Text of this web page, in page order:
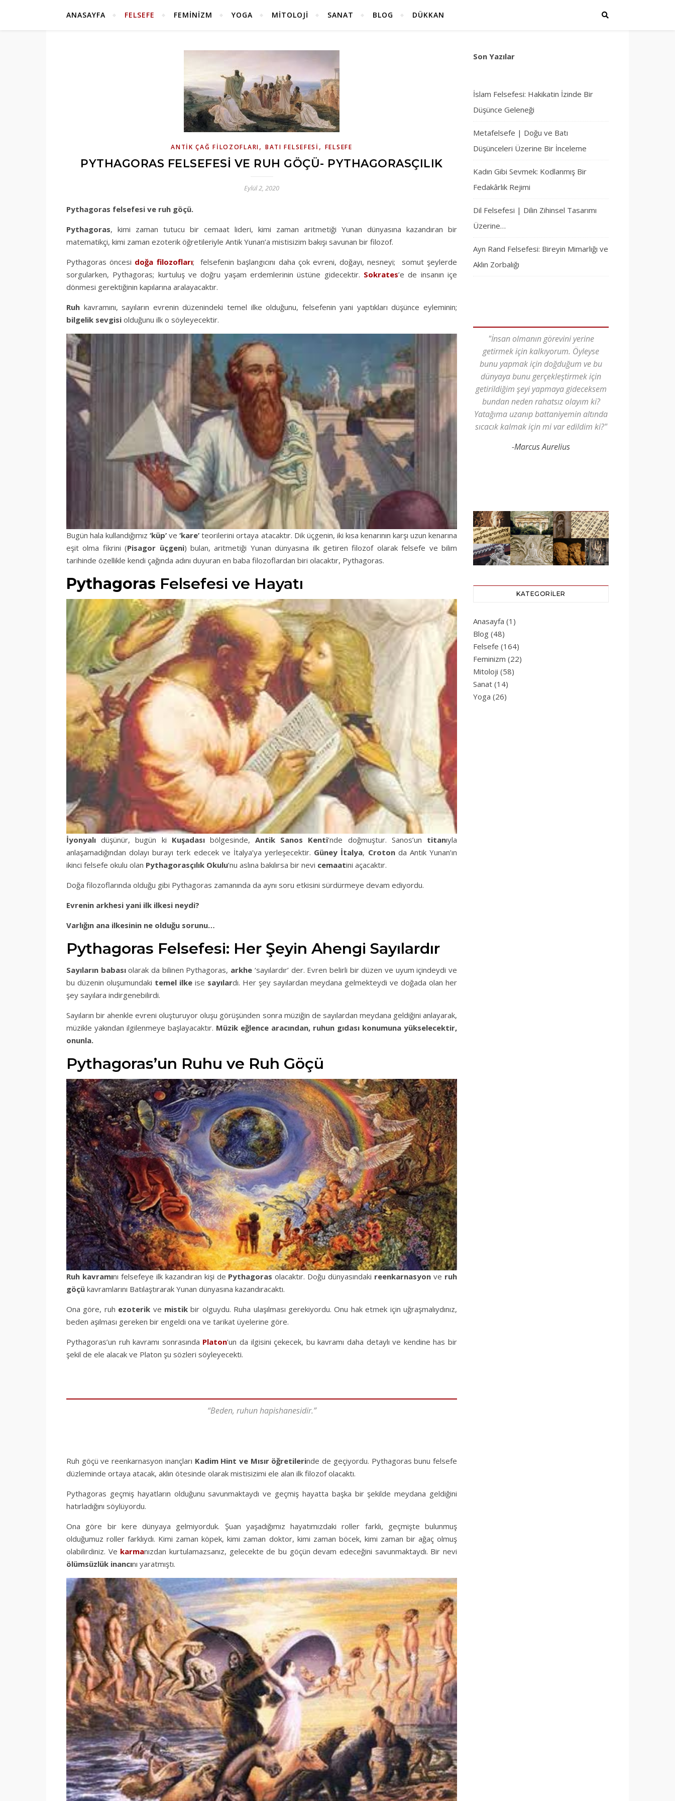
ANASAYFA FELSEFE FEMINIZM YOGA MITOLOJI SANAT BLOG DÜKKAN
ANTIK ÇAĞ FILOZOFLARI, BATI FELSEFESI , FELSEFE
PYTHAGORAS FELSEFESI VE RUH GÖÇÜ- PYTHAGORASÇILIK
Eylül 2, 2020
Pythagoras felsefesi ve ruh göçü.
Pythagoras, kimi zaman tutucu bir cemaat lideri, kimi zaman aritmetiği Yunan dünyasına kazandıran bir
matematikçi, kimi zaman ezoterik öğretileriyle Antik Yunan’a mistisizim bakışı savunan bir filozof.
Pythagoras öncesi doğa filozofları; felsefenin başlangıcını daha çok evreni, doğayı, nesneyi; somut şeylerde
sorgularken, Pythagoras; kurtuluş ve doğru yaşam erdemlerinin üstüne gidecektir. Sokrates’e de insanın içe
dönmesi gerektiğinin kapılarına aralayacaktır.
Ruh kavramını, sayıların evrenin düzenindeki temel ilke olduğunu, felsefenin yani yaptıkları düşünce eyleminin;
bilgelik sevgisi olduğunu ilk o söyleyecektir.
Bugün hala kullandığımız‘küp’ ve‘kare’ teorilerini ortaya atacaktır. Dik üçgenin, iki kısa kenarının karşı uzun kenarına
eşit olma fikrini (Pisagor üçgeni) bulan, aritmetiği Yunan dünyasına ilk getiren filozof olarak felsefe ve bilim
tarihinde özellikle kendi çağında adını duyuran en baba filozoflardan biri olacaktır, Pythagoras.
Pythagoras Felsefesi ve Hayatı
İyonyalı düşünür, bugün ki Kuşadasıbölgesinde,Antik Sanos Kenti’nde doğmuştur. Sanos’un titanıyla
anlaşamadığından dolayı burayı terk edecek ve İtalya’ya yerleşecektir. Güney İtalya, Crotonda Antik Yunan’ın
ikinci felsefe okulu olan Pythagorasçılık Okulu’nu aslına bakılırsa bir nevi cemaatini açacaktır.
Doğa filozoflarında olduğu gibi Pythagoras zamanında da aynı soru etkisini sürdürmeye devam ediyordu.
Evrenin arkhesi yani ilk ilkesi neydi?
Varlığın ana ilkesinin ne olduğu sorunu…
Pythagoras Felsefesi: Her Şeyin Ahengi Sayılardır
Sayıların babasıolarak da bilinen Pythagoras, arkhe ‘sayılardır’ der. Evren belirli bir düzen ve uyum içindeydi ve
bu düzenin oluşumundaki temel ilke ise sayılardı. Her şey sayılardan meydana gelmekteydi ve doğada olan her
şey sayılara indirgenebilirdi.
Sayıların bir ahenkle evreni oluşturuyor oluşu görüşünden sonra müziğin de sayılardan meydana geldiğini anlayarak,
müzikle yakından ilgilenmeye başlayacaktır. Müzik eğlence aracından, ruhun gıdası konumuna yükselecektir,
onunla.
Pythagoras’un Ruhu ve Ruh Göçü
Ruh kavramını felsefeye ilk kazandıran kişi de Pythagoras olacaktır. Doğu dünyasındaki reenkarnasyon ve ruh
göçü kavramlarını Batılaştırarak Yunan dünyasına kazandıracaktı.
Ona göre, ruh ezoterik ve mistik bir olguydu. Ruha ulaşılması gerekiyordu. Onu hak etmek için uğraşmalıydınız,
beden aşılması gereken bir engeldi ona ve tarikat üyelerine göre.
Pythagoras’un ruh kavramı sonrasında Platon’un da ilgisini çekecek, bu kavramı daha detaylı ve kendine has bir
şekil de ele alacak ve Platon şu sözleri söyleyecekti.
“Beden, ruhun hapishanesidir.”
Ruh göçü ve reenkarnasyon inançları Kadim Hint ve Mısır öğretilerinde de geçiyordu. Pythagoras bunu felsefe
düzleminde ortaya atacak, aklın ötesinde olarak mistisizimi ele alan ilk filozof olacaktı.
Pythagoras geçmiş hayatların olduğunu savunmaktaydı ve geçmiş hayatta başka bir şekilde meydana geldiğini
hatırladığını söylüyordu.
Ona göre bir kere dünyaya gelmiyorduk. Şuan yaşadığımız hayatımızdaki roller farklı, geçmişte bulunmuş
olduğumuz roller farklıydı. Kimi zaman köpek, kimi zaman doktor, kimi zaman böcek, kimi zaman bir ağaç olmuş
olabilirdiniz. Ve karmanızdan kurtulamazsanız, gelecekte de bu göçün devam edeceğini savunmaktaydı. Bir nevi
ölümsüzlük inancını yaratmıştı.
Son Yazılar
İslam Felsefesi: Hakikatin İzinde Bir
Düşünce Geleneği
Metafelsefe | Doğu ve Batı
Düşünceleri Üzerine Bir İnceleme
Kadın Gibi Sevmek: Kodlanmış Bir
Fedakârlık Rejimi
Dil Felsefesi | Dilin Zihinsel Tasarımı
Üzerine…
Ayn Rand Felsefesi: Bireyin Mimarlığı ve
Aklın Zorbalığı
"İnsan olmanın görevini yerine
getirmek için kalkıyorum. Öyleyse
bunu yapmak için doğduğum ve bu
dünyaya bunu gerçekleştirmek için
getirildiğim şeyi yapmaya gideceksem
bundan neden rahatsız olayım ki?
Yatağıma uzanıp battaniyemin altında
sıcacık kalmak için mi var edildim ki?"
-Marcus Aurelius
KATEGORILER
Anasayfa (1)
Blog (48)
Felsefe (164)
Feminizm (22)
Mitoloji (58)
Sanat (14)
Yoga (26)